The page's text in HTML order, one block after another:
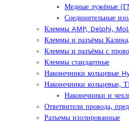
Медные лужёные
Соединительные
Клеммы AMP, Delphi,
Клеммы и разъёмы
Клеммы и разъёмы с
Клеммы стандартные
Наконечники кольцевые
Наконечники кольцевые,
Наконечники и
Ответвители провода,
Разъемы изолированные